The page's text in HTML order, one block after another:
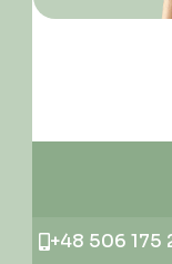
+48 506 175